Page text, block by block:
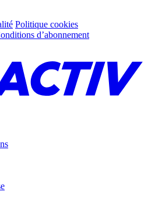
Politique cookies
d’abonnement